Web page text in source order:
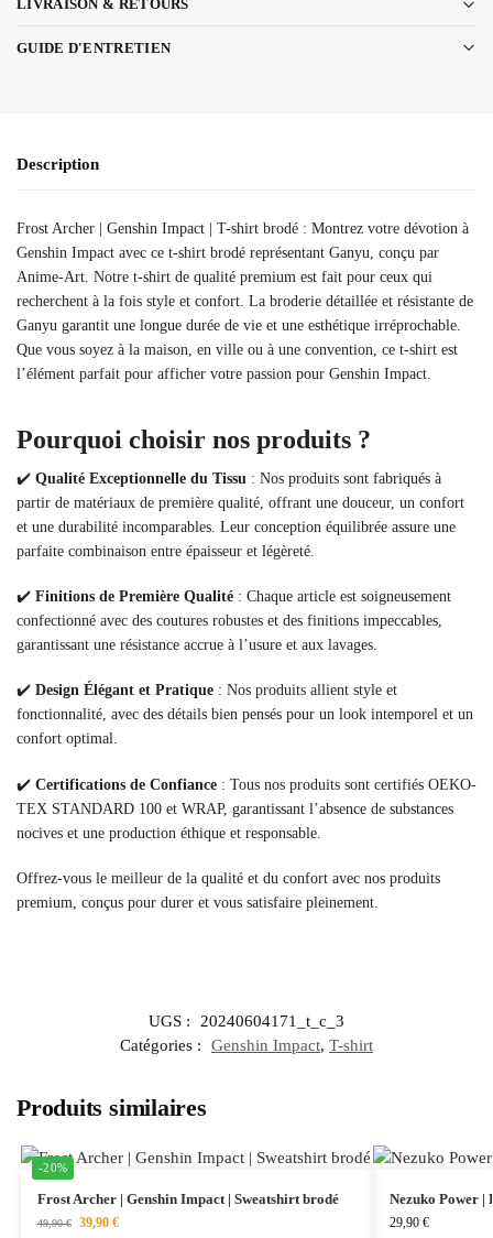
LIVRAISON & RETOURS
GUIDE D'ENTRETIEN
Description
Frost Archer | Genshin Impact | T-shirt brodé : Montrez votre dévotion à
Genshin Impact avec ce t-shirt brodé représentant Ganyu, conçu par
Anime-Art. Notre t-shirt de qualité premium est fait pour ceux qui
recherchent à la fois style et confort. La broderie détaillée et résistante de
Ganyu garantit une longue durée de vie et une esthétique irréprochable.
Que vous soyez à la maison, en ville ou à une convention, ce t-shirt est
l’élément parfait pour afficher votre passion pour Genshin Impact.
Pourquoi choisir nos produits ?
✔️ Qualité Exceptionnelle du Tissu : Nos produits sont fabriqués à
partir de matériaux de première qualité, offrant une douceur, un confort
et une durabilité incomparables. Leur conception équilibrée assure une
parfaite combinaison entre épaisseur et légèreté.
✔️ Finitions de Première Qualité : Chaque article est soigneusement
confectionné avec des coutures robustes et des finitions impeccables,
garantissant une résistance accrue à l’usure et aux lavages.
✔️ Design Élégant et Pratique : Nos produits allient style et
fonctionnalité, avec des détails bien pensés pour un look intemporel et un
confort optimal.
✔️ Certifications de Confiance : Tous nos produits sont certifiés OEKO-
TEX STANDARD 100 et WRAP, garantissant l’absence de substances
nocives et une production éthique et responsable.
Offrez-vous le meilleur de la qualité et du confort avec nos produits
premium, conçus pour durer et vous satisfaire pleinement.
UGS :
20240604171_t_c_3
Catégories :
Genshin Impact, T-shirt
Produits similaires
-20%
Frost Archer | Genshin Impact | Sweatshirt brodé
49,90€ 39,90 €
Nezuko Power |
29,90 €